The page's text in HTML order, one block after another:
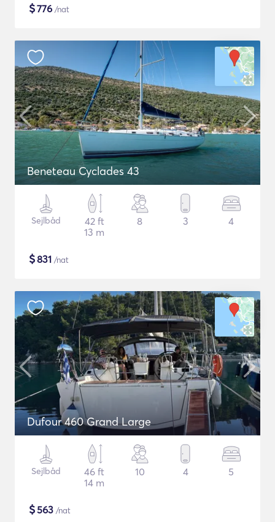
$776 /nat
Beneteau Cyclades 43
Sejlbåd
42 ft
13 m
8 3 4
$831 /nat
Dufour 460 Grand Large
Sejlbåd
46 ft
14 m
10 4 5
$563 /nat